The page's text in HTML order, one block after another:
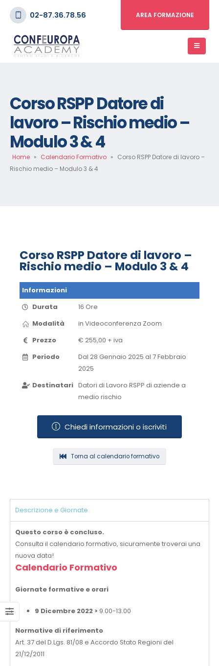
02-87.36.78.56 AREA FORMAZIONE
Corso RSPP Datore di
lavoro – Rischio medio –
Modulo 3 & 4
Home » Calendario Formativo » Corso RSPP Datore di lavoro –
Rischio medio – Modulo 3 & 4
Corso RSPP Datore di lavoro –
Rischio medio – Modulo 3 & 4
Informazioni
Durata
16 Ore
Modalità
in Videoconferenza​ Zoom​
Prezzo
€ 255,00 + iva
Periodo
Dal 28 Gennaio 2025 al 7 Febbraio
2025​
Destinatari Datori di Lavoro RSPP di aziende a
medio rischio
Chiedi informazioni o iscriviti
Torna al calendario formativo
Descrizione e Giornate
Questo corso è concluso.
Consulta il calendario formativo, sicuramente troverai una
nuova data!
Calendario Formativo
Giornate formative e orari
9 Dicembre 2022 > 9.00-13.00
Normative di riferimento
Art. 37 del D.Lgs. 81/08 e Accordo Stato Regioni del
21/12/2011